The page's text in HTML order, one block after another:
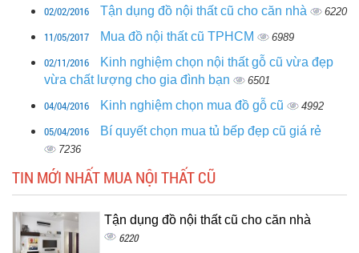
02/02/2016 Tận dụng đồ nội thất cũ cho căn nhà 6220
11/05/2017 Mua đồ nội thất cũ TPHCM 6989
02/11/2016
Kinh nghiệm chọn nội thất gỗ cũ vừa đẹp
vừa chất lượng cho gia đình bạn
6501
04/04/2016 Kinh nghiệm chọn mua đồ gỗ cũ 4992
05/04/2016 Bí quyết chọn mua tủ bếp đẹp cũ giá rẻ
7236
TIN MỚI NHẤT MUA NỘI THẤT CŨ
Tận dụng đồ nội thất cũ cho căn nhà
6220